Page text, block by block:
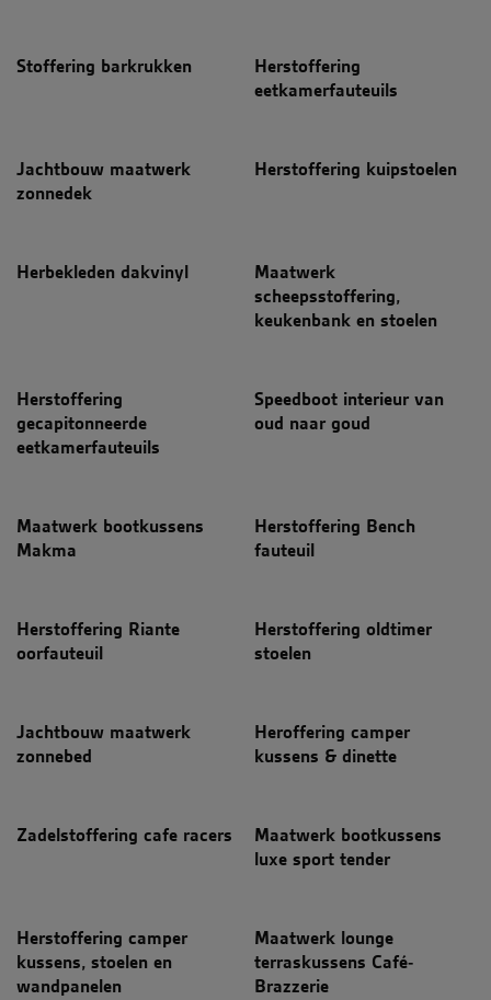
Stoffering barkrukken
Herstoffering
eetkamerfauteuils
Jachtbouw maatwerk
zonnedek
Herstoffering kuipstoelen
Herbekleden dakvinyl
Maatwerk
scheepsstoffering,
keukenbank en stoelen
Herstoffering
gecapitonneerde
eetkamerfauteuils
Speedboot interieur van
oud naar goud
Maatwerk bootkussens
Makma
Herstoffering Bench
fauteuil
Herstoffering Riante
oorfauteuil
Herstoffering oldtimer
stoelen
Jachtbouw maatwerk
zonnebed
Heroffering camper
kussens & dinette
Zadelstoffering cafe racers
Maatwerk bootkussens
luxe sport tender
Herstoffering camper
kussens, stoelen en
wandpanelen
Maatwerk lounge
terraskussens Café-
Brazzerie